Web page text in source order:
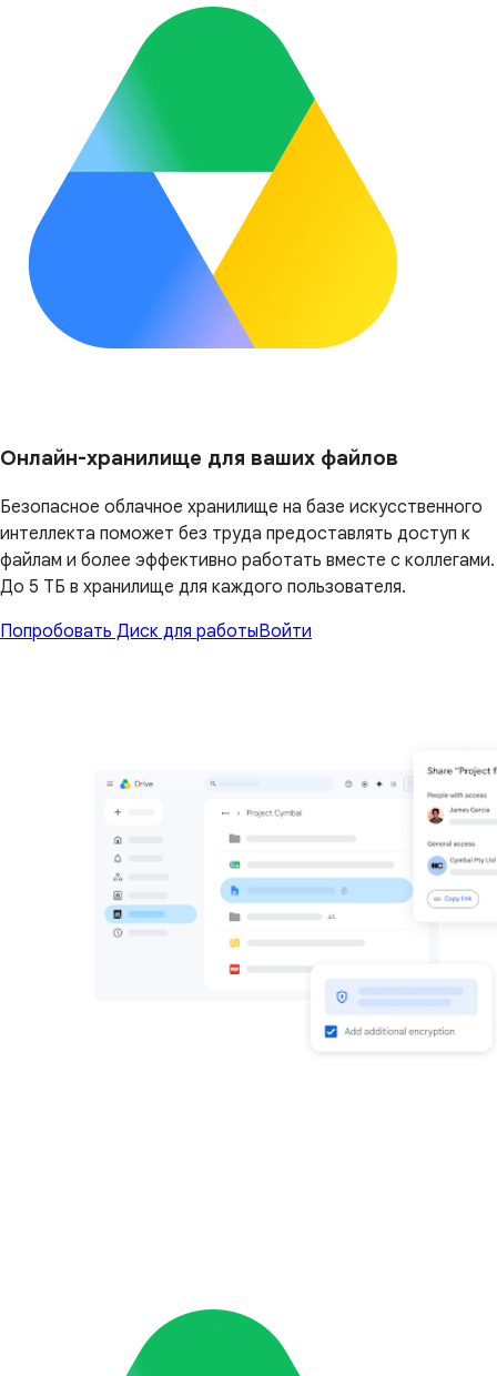
Онлайн-хранилище для ваших файлов
Безопасное облачное хранилище на базе искусственного
интеллекта поможет без труда предоставлять доступ к
файлам и более эффективно работать вместе с коллегами.
До 5 ТБ в хранилище для каждого пользователя.
Попробовать Диск для работыВойти